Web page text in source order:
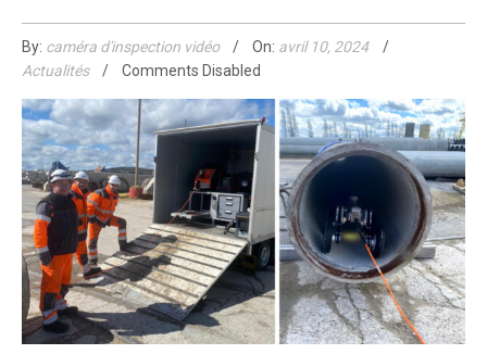
By: caméra d'inspection vidéo On: avril 10, 2024
Actualités
Comments Disabled